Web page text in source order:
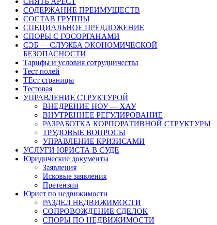
СОДЕРЖАНИЕ ПРЕИМУЩЕСТВ
СОСТАВ ГРУППЫ
СПЕЦИАЛЬНОЕ ПРЕДЛОЖЕНИЕ
СПОРЫ С ГОСОРГАНАМИ
СЭБ — СЛУЖБА ЭКОНОМИЧЕСКОЙ
БЕЗОПАСНОСТИ
Тарифы и условия сотрудничества
Тест полей
ТЕст страницы
Тестовая
УПРАВЛЕНИЕ СТРУКТУРОЙ
ВНЕДРЕНИЕ НОУ — ХАУ
ВНУТРЕННЕЕ РЕГУЛИРОВАНИЕ
РАЗРАБОТКА КОРПОРАТИВНОЙ СТРУКТУРЫ
ТРУДОВЫЕ ВОПРОСЫ
УПРАВЛЕНИЕ КРИЗИСАМИ
УСЛУГИ ЮРИСТА В СУДЕ
Юридические документы
Заявления
Исковые заявления
Претензии
Юрист по недвижимости
РАЗДЕЛ НЕДВИЖИМОСТИ
СОПРОВОЖДЕНИЕ СДЕЛОК
СПОРЫ ПО НЕДВИЖИМОСТИ